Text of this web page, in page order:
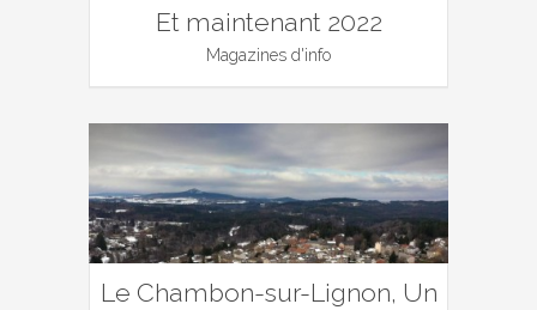
Et maintenant 2022
Magazines d'info
Le Chambon-sur-Lignon, Un